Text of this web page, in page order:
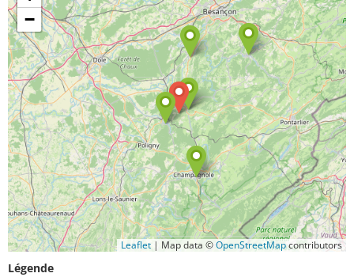
−
Leaflet | Map data ©OpenStreetMapcontributors
Légende